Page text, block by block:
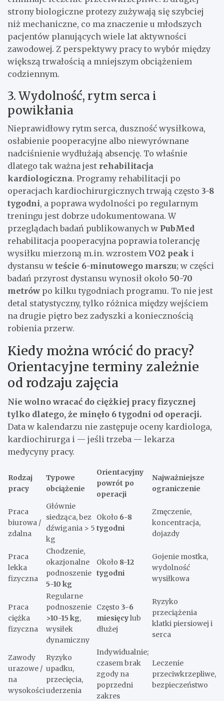
strony biologiczne protezy zużywają się szybciej
niż mechaniczne, co ma znaczenie u młodszych
pacjentów planujących wiele lat aktywności
zawodowej. Z perspektywy pracy to wybór między
większą trwałością a mniejszym obciążeniem
codziennym.
3. Wydolność, rytm serca i
powikłania
Nieprawidłowy rytm serca, duszność wysiłkowa,
osłabienie pooperacyjne albo niewyrównane
nadciśnienie wydłużają absencję. To właśnie
dlatego tak ważna jest rehabilitacja
kardiologiczna. Programy rehabilitacji po
operacjach kardiochirurgicznych trwają często 3-8
tygodni, a poprawa wydolności po regularnym
treningu jest dobrze udokumentowana. W
przeglądach badań publikowanych w PubMed
rehabilitacja pooperacyjna poprawia tolerancję
wysiłku mierzoną m.in. wzrostem VO2 peak i
dystansu w teście 6-minutowego marszu; w części
badań przyrost dystansu wynosił około 50-70
metrów po kilku tygodniach programu. To nie jest
detal statystyczny, tylko różnica między wejściem
na drugie piętro bez zadyszki a koniecznością
robienia przerw.
Kiedy można wrócić do pracy?
Orientacyjne terminy zależnie
od rodzaju zajęcia
Nie wolno wracać do ciężkiej pracy fizycznej
tylko dlatego, że minęło 6 tygodni od operacji.
Data w kalendarzu nie zastępuje oceny kardiologa,
kardiochirurga i — jeśli trzeba — lekarza
medycyny pracy.
Rodzaj
pracy
Typowe
obciążenie
Orientacyjny
powrót po
operacji
Najważniejsze
ograniczenie
Praca
biurowa /
zdalna
Głównie
siedząca, bez
dźwigania > 5
kg
Około 6-8
tygodni
Zmęczenie,
koncentracja,
dojazdy
Praca
lekka
fizyczna
Chodzenie,
okazjonalne
podnoszenie
5-10 kg
Około 8-12
tygodni
Gojenie mostka,
wydolność
wysiłkowa
Praca
ciężka
fizyczna
Regularne
podnoszenie
>10-15 kg,
wysiłek
dynamiczny
Często 3-6
miesięcylub
dłużej
Ryzyko
przeciążenia
klatki piersiowej i
serca
Zawody
urazowe /
na
wysokości
Ryzyko
upadku,
przecięcia,
uderzenia
Indywidualnie;
czasem brak
zgody na
poprzedni
zakres
Leczenie
przeciwkrzepliwe,
bezpieczeństwo